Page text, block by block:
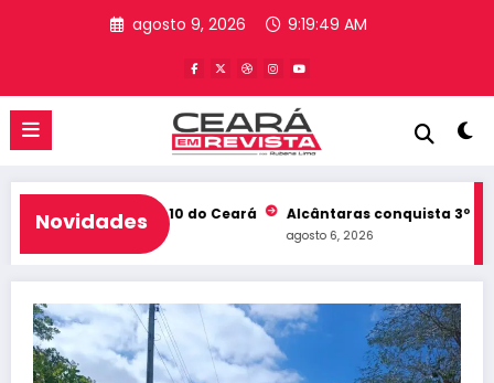
agosto 9, 2026 9:19:50 AM
Novidades
entra no Top 10 do Ceará Alcântaras conquista 3º lugar
agosto 6, 2026